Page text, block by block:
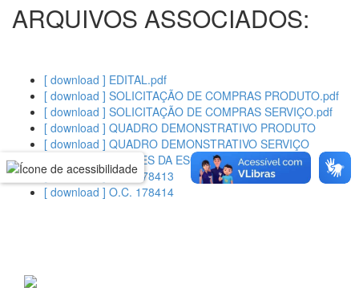
ARQUIVOS ASSOCIADOS:
[ download ] EDITAL.pdf
[ download ] SOLICITAÇÃO DE COMPRAS PRODUTO.pdf
[ download ] SOLICITAÇÃO DE COMPRAS SERVIÇO.pdf
[ download ] QUADRO DEMONSTRATIVO PRODUTO
[ download ] QUADRO DEMONSTRATIVO SERVIÇO
[ download ] RAZÕES DA ESCOLHA
[ download ] O.C. 178413
[ download ] O.C. 178414